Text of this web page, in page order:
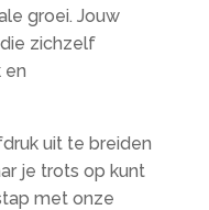
groei. Jouw
zichzelf
en
uit te breiden
je trots op kunt
met onze